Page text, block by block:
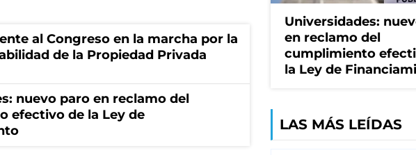
al Congreso en la marcha por la
de la Propiedad Privada
nuevo paro en reclamo del
efectivo de la Ley de
Universidades:
en reclamo del
cumplimiento
la Ley de
LAS MÁS LEÍDAS